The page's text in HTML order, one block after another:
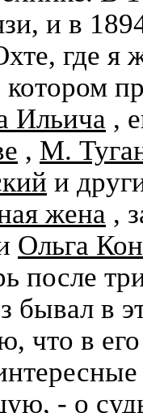
и в
где я
котором
Ильича ,
, М.
и
жена ,
Ольга
после
бывал в
что в
- о